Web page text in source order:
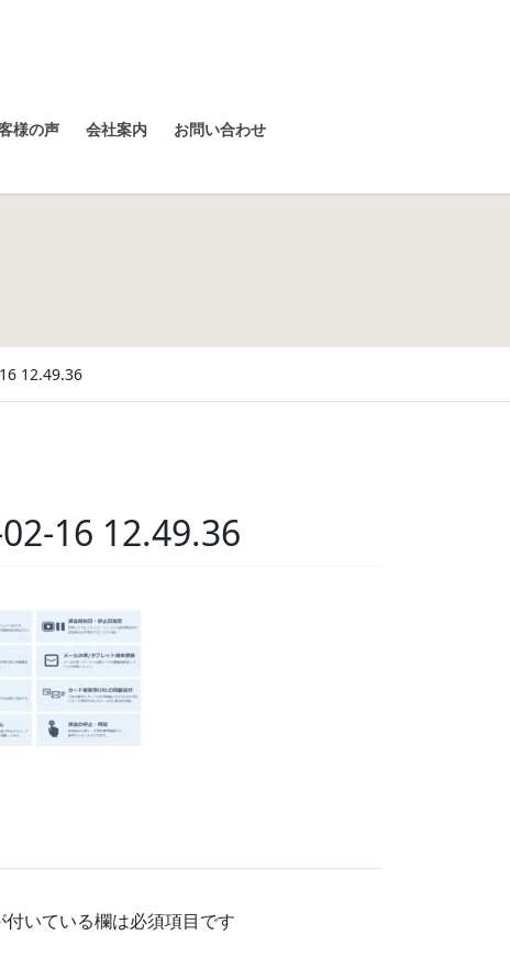
様の声 会社案内 お問い合わせ
12.49.36
16 12.49.36
付いている欄は必須項目です